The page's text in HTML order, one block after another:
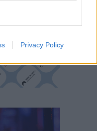
Privacy Policy